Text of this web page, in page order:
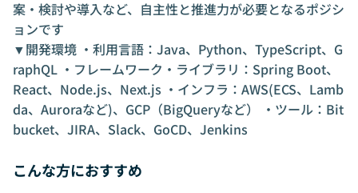
案・検討や導入など、自主性と推進力が必要となるポジシ
ョンです
▼開発環境 ・利用言語：Java、Python、TypeScript、G
raphQL ・フレームワーク・ライブラリ：Spring Boot、
React、Node.js、Next.js ・インフラ：AWS(ECS、Lamb
da、Auroraなど)、GCP（BigQueryなど） ・ツール：Bit
bucket、JIRA、Slack、GoCD、Jenkins
こんな方におすすめ